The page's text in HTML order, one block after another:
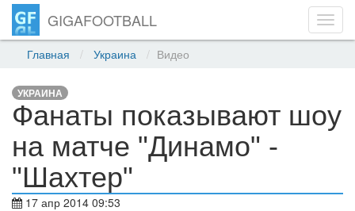
GIGAFOOTBALL
Главная Украина Видео
УКРАИНА
Фанаты показывают шоу
на матче "Динамо" -
"Шахтер"
17 апр 2014 09:53